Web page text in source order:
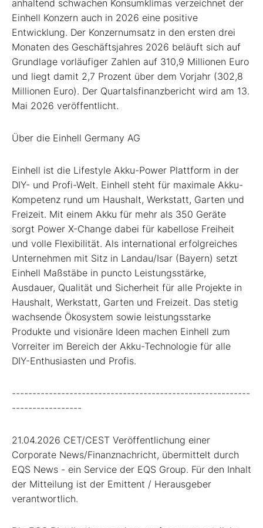
anhaltend schwachen Konsumklimas verzeichnet der
Einhell Konzern auch in 2026 eine positive
Entwicklung. Der Konzernumsatz in den ersten drei
Monaten des Geschäftsjahres 2026 beläuft sich auf
Grundlage vorläufiger Zahlen auf 310,9 Millionen Euro
und liegt damit 2,7 Prozent über dem Vorjahr (302,8
Millionen Euro). Der Quartalsfinanzbericht wird am 13.
Mai 2026 veröffentlicht.
Über die Einhell Germany AG
Einhell ist die Lifestyle Akku-Power Plattform in der
DIY- und Profi-Welt. Einhell steht für maximale Akku-
Kompetenz rund um Haushalt, Werkstatt, Garten und
Freizeit. Mit einem Akku für mehr als 350 Geräte
sorgt Power X-Change dabei für kabellose Freiheit
und volle Flexibilität. Als international erfolgreiches
Unternehmen mit Sitz in Landau/Isar (Bayern) setzt
Einhell Maßstäbe in puncto Leistungsstärke,
Ausdauer, Qualität und Sicherheit für alle Projekte in
Haushalt, Werkstatt, Garten und Freizeit. Das stetig
wachsende Ökosystem sowie leistungsstarke
Produkte und visionäre Ideen machen Einhell zum
Vorreiter im Bereich der Akku-Technologie für alle
DIY-Enthusiasten und Profis.
----------------------------------------------------------
-----------------
21.04.2026 CET/CEST Veröffentlichung einer
Corporate News/Finanznachricht, übermittelt durch
EQS News - ein Service der EQS Group. Für den Inhalt
der Mitteilung ist der Emittent / Herausgeber
verantwortlich.